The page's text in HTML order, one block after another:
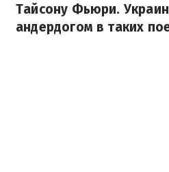
Тайсону Фьюри.
андердогом в таких